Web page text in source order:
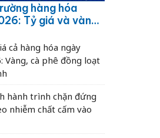
hàng hóa
Tỷ giá và vàng
bật tăng
cả hàng hóa ngày
Vàng, cà phê đồng loạt
hành trình chặn đứng
nhiễm chất cấm vào